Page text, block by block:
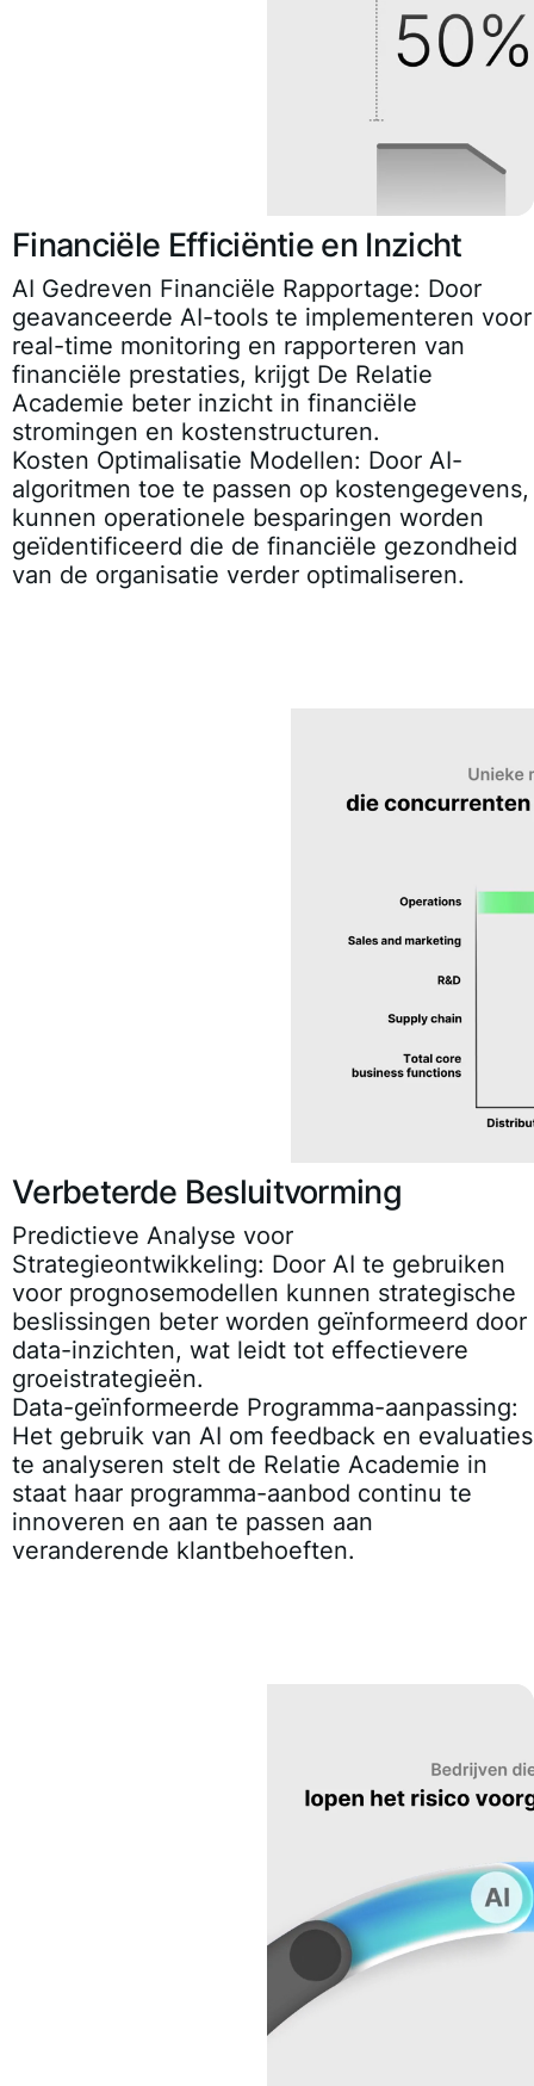
Financiële Efficiëntie en Inzicht
AI Gedreven Financiële Rapportage: Door
geavanceerde AI-tools te implementeren voor
real-time monitoring en rapporteren van
financiële prestaties, krijgt De Relatie
Academie beter inzicht in financiële
stromingen en kostenstructuren.
Kosten Optimalisatie Modellen: Door AI-
algoritmen toe te passen op kostengegevens,
kunnen operationele besparingen worden
geïdentificeerd die de financiële gezondheid
van de organisatie verder optimaliseren.
Verbeterde Besluitvorming
Predictieve Analyse voor
Strategieontwikkeling: Door AI te gebruiken
voor prognosemodellen kunnen strategische
beslissingen beter worden geïnformeerd door
data-inzichten, wat leidt tot effectievere
groeistrategieën.
Data-geïnformeerde Programma-aanpassing:
Het gebruik van AI om feedback en evaluaties
te analyseren stelt de Relatie Academie in
staat haar programma-aanbod continu te
innoveren en aan te passen aan
veranderende klantbehoeften.